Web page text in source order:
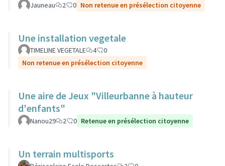
Jauneau 2 0 Non retenue en présélection citoyenne
Une installation vegetale
TIMELINE VEGETALE 4
0
Non retenue en présélection citoyenne
Une aire de Jeux "Villeurbanne à hauteur
d'enfants"
Nanou29 2 0 Retenue en présélection citoyenne
Un terrain multisports